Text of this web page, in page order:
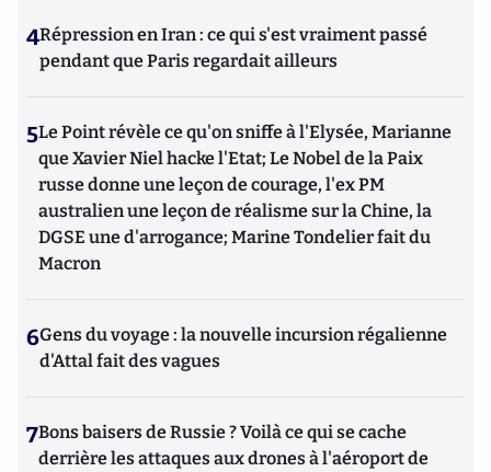
4Répression en Iran : ce qui s'est vraiment passé
pendant que Paris regardait ailleurs
5Le Point révèle ce qu'on sniffe à l'Elysée, Marianne
que Xavier Niel hacke l'Etat; Le Nobel de la Paix
russe donne une leçon de courage, l'ex PM
australien une leçon de réalisme sur la Chine, la
DGSE une d'arrogance; Marine Tondelier fait du
Macron
6Gens du voyage : la nouvelle incursion régalienne
d'Attal fait des vagues
7Bons baisers de Russie ? Voilà ce qui se cache
derrière les attaques aux drones à l'aéroport de